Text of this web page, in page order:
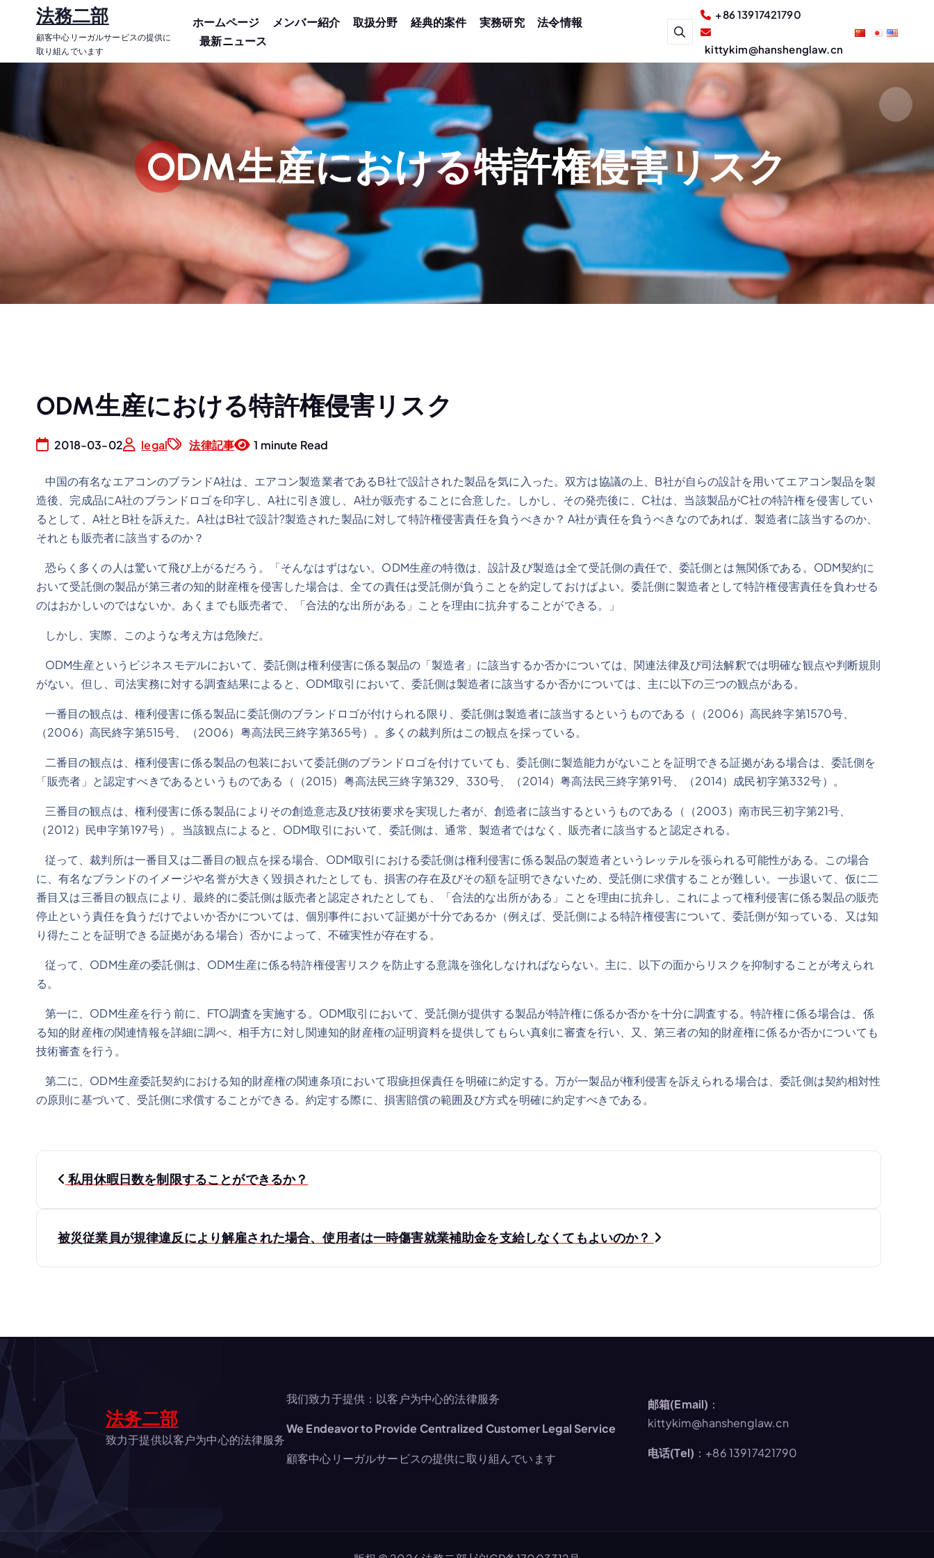
ン
キ
法務二部
顧客中心リーガルサービスの提供に
取り組んでいます
ホームページ メンバー紹介 取扱分野 経典的案件 実務研究
法令情報
最新ニュース
+86 13917421790
kittykim@hanshenglaw.cn
ODM生産における特許権侵害リスク
ODM生産における特許権侵害リスク
2018-03-02 legal 法律記事 1 minute Read
中国の有名なエアコンのブランドA社は、エアコン製造業者であるB社で設計された製品を気に入った。双方は協議の上、B社が自らの設計を用いてエアコン製品を製
造後、完成品にA社のブランドロゴを印字し、A社に引き渡し、A社が販売することに合意した。しかし、その発売後に、C社は、当該製品がC社の特許権を侵害してい
るとして、A社とB社を訴えた。A社はB社で設計?製造された製品に対して特許権侵害責任を負うべきか？ A社が責任を負うべきなのであれば、製造者に該当するのか、
それとも販売者に該当するのか？
恐らく多くの人は驚いて飛び上がるだろう。「そんなはずはない。ODM生産の特徴は、設計及び製造は全て受託側の責任で、委託側とは無関係である。ODM契約に
おいて受託側の製品が第三者の知的財産権を侵害した場合は、全ての責任は受託側が負うことを約定しておけばよい。委託側に製造者として特許権侵害責任を負わせる
のはおかしいのではないか。あくまでも販売者で、「合法的な出所がある」ことを理由に抗弁することができる。」
しかし、実際、このような考え方は危険だ。
ODM生産というビジネスモデルにおいて、委託側は権利侵害に係る製品の「製造者」に該当するか否かについては、関連法律及び司法解釈では明確な観点や判断規則
がない。但し、司法実務に対する調査結果によると、ODM取引において、委託側は製造者に該当するか否かについては、主に以下の三つの観点がある。
一番目の観点は、権利侵害に係る製品に委託側のブランドロゴが付けられる限り、委託側は製造者に該当するというものである（（2006）高民終字第1570号、
（2006）高民終字第515号、（2006）粤高法民三終字第365号）。多くの裁判所はこの観点を採っている。
二番目の観点は、権利侵害に係る製品の包装において委託側のブランドロゴを付けていても、委託側に製造能力がないことを証明できる証拠がある場合は、委託側を
「販売者」と認定すべきであるというものである（（2015）粤高法民三終字第329、330号、（2014）粤高法民三終字第91号、（2014）成民初字第332号）。
三番目の観点は、権利侵害に係る製品によりその創造意志及び技術要求を実現した者が、創造者に該当するというものである（（2003）南市民三初字第21号、
（2012）民申字第197号）。当該観点によると、ODM取引において、委託側は、通常、製造者ではなく、販売者に該当すると認定される。
従って、裁判所は一番目又は二番目の観点を採る場合、ODM取引における委託側は権利侵害に係る製品の製造者というレッテルを張られる可能性がある。この場合
に、有名なブランドのイメージや名誉が大きく毀損されたとしても、損害の存在及びその額を証明できないため、受託側に求償することが難しい。一歩退いて、仮に二
番目又は三番目の観点により、最終的に委託側は販売者と認定されたとしても、「合法的な出所がある」ことを理由に抗弁し、これによって権利侵害に係る製品の販売
停止という責任を負うだけでよいか否かについては、個別事件において証拠が十分であるか（例えば、受託側による特許権侵害について、委託側が知っている、又は知
り得たことを証明できる証拠がある場合）否かによって、不確実性が存在する。
従って、ODM生産の委託側は、ODM生産に係る特許権侵害リスクを防止する意識を強化しなければならない。主に、以下の面からリスクを抑制することが考えられ
る。
第一に、ODM生産を行う前に、FTO調査を実施する。ODM取引において、受託側が提供する製品が特許権に係るか否かを十分に調査する。特許権に係る場合は、係
る知的財産権の関連情報を詳細に調べ、相手方に対し関連知的財産権の証明資料を提供してもらい真剣に審査を行い、又、第三者の知的財産権に係るか否かについても
技術審査を行う。
第二に、ODM生産委託契約における知的財産権の関連条項において瑕疵担保責任を明確に約定する。万が一製品が権利侵害を訴えられる場合は、委託側は契約相対性
の原則に基づいて、受託側に求償することができる。約定する際に、損害賠償の範囲及び方式を明確に約定すべきである。
投
ナ
ョ
ン
私用休暇日数を制限することができるか？
被災従業員が規律違反により解雇された場合、使用者は一時傷害就業補助金を支給しなくてもよいのか？
法务二部
致力于提供以客户为中心的法律服务
我们致力于提供：以客户为中心的法律服务
We Endeavor to Provide Centralized Customer Legal Service
顧客中心リーガルサービスの提供に取り組んでいます
邮箱(Email) ：
kittykim@hanshenglaw.cn
电话(Tel) ：+86 13917421790